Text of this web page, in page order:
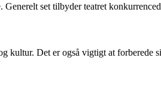
set tilbyder teatret
kultur. Det er også vigtigt at